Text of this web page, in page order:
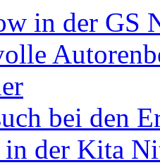
in der GS
bei den
in der Kita